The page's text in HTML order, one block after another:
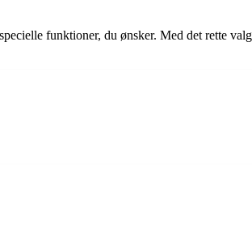
funktioner, du ønsker. Med det rette